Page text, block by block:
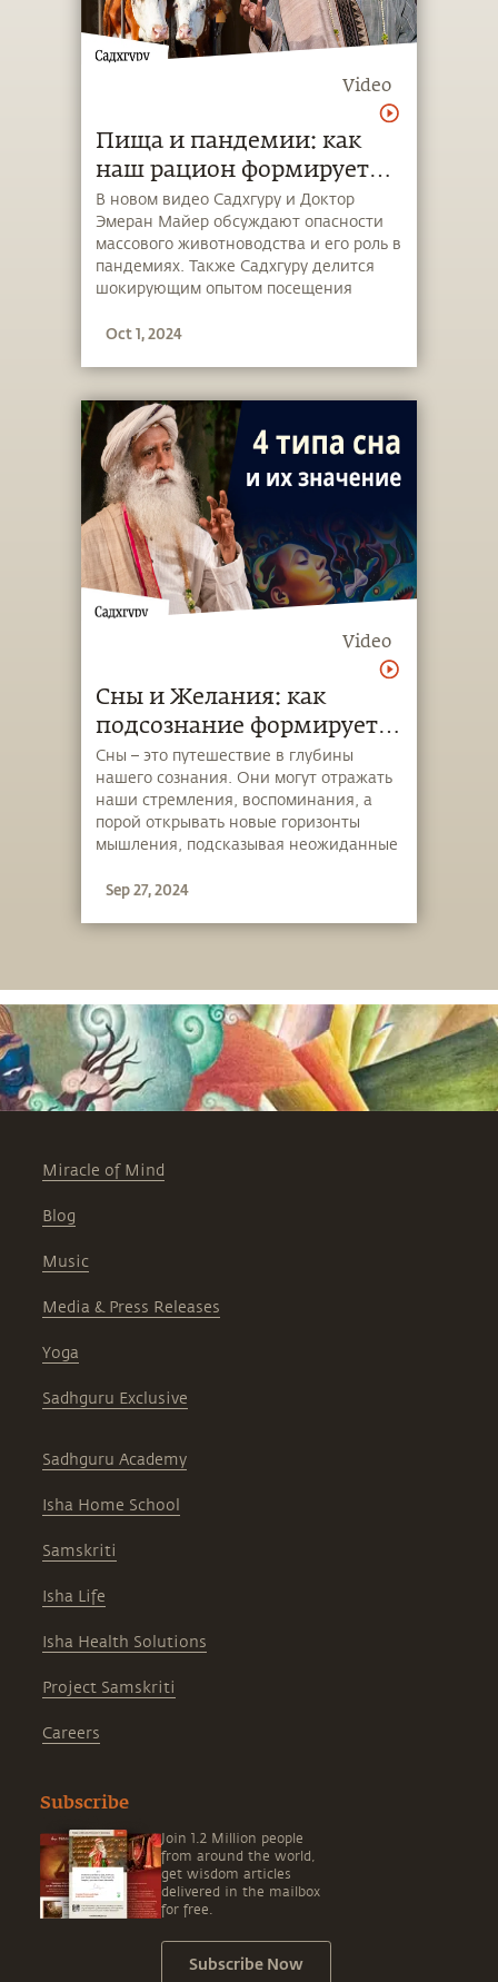
Video
Пища и пандемии: как
наш рацион формирует
здоровье планеты
В новом видео Садхгуру и Доктор
Эмеран Майер обсуждают опасности
массового животноводства и его роль в
пандемиях. Также Садхгуру делится
шокирующим опытом посещения
и экологические последствия такой
Oct 1, 2024
Video
Сны и Желания: как
подсознание формирует
нашу жизнь
Сны – это путешествие в глубины
нашего сознания. Они могут отражать
наши стремления, воспоминания, а
порой открывать новые горизонты
мышления, подсказывая неожиданные
рассматривает разные типы снов,
Sep 27, 2024
Miracle of Mind
Blog
Music
Media & Press Releases
Yoga
Sadhguru Exclusive
Sadhguru Academy
Isha Home School
Samskriti
Isha Life
Isha Health Solutions
Project Samskriti
Careers
Subscribe
Join 1.2 Million people
from around the world,
get wisdom articles
delivered in the mailbox
for free.
Subscribe Now